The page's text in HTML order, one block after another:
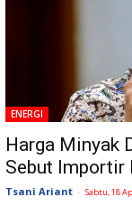
ENERGI
Harga Minyak
Sebut Importir
Tsani Ariant - Sabtu, 18